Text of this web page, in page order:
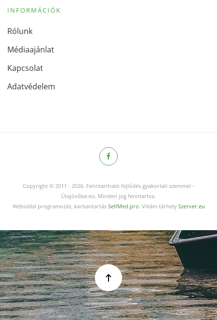
INFORMÁCIÓK
Rólunk
Médiaajánlat
Kapcsolat
Adatvédelem
Copyright © 2011 - 2026. Fenntartható fejlődés gyakorlati szemmel -
Útajövőbe.eu. Minden jog fenntartva.
Weboldal programozás, karbantartás SelfMed.pro. Villám tárhely Szerver.eu